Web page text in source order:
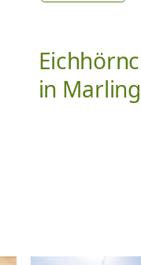
in Marling